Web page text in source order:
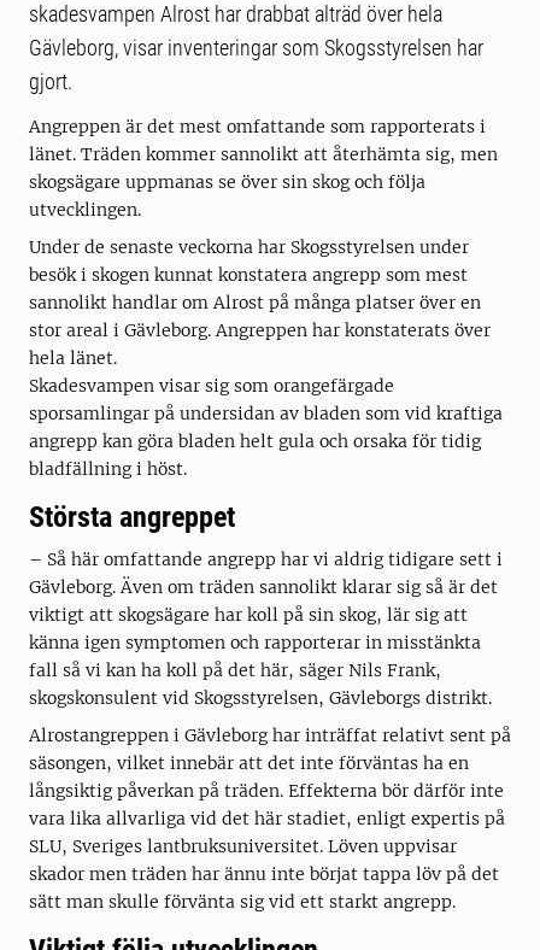
skadesvampen Alrost har drabbat alträd över hela
Gävleborg, visar inventeringar som Skogsstyrelsen har
gjort.
Angreppen är det mest omfattande som rapporterats i
länet. Träden kommer sannolikt att återhämta sig, men
skogsägare uppmanas se över sin skog och följa
utvecklingen.
Under de senaste veckorna har Skogsstyrelsen under
besök i skogen kunnat konstatera angrepp som mest
sannolikt handlar om Alrost på många platser över en
stor areal i Gävleborg. Angreppen har konstaterats över
hela länet.
Skadesvampen visar sig som orangefärgade
sporsamlingar på undersidan av bladen som vid kraftiga
angrepp kan göra bladen helt gula och orsaka för tidig
bladfällning i höst.
Största angreppet
– Så här omfattande angrepp har vi aldrig tidigare sett i
Gävleborg. Även om träden sannolikt klarar sig så är det
viktigt att skogsägare har koll på sin skog, lär sig att
känna igen symptomen och rapporterar in misstänkta
fall så vi kan ha koll på det här, säger Nils Frank,
skogskonsulent vid Skogsstyrelsen, Gävleborgs distrikt.
Alrostangreppen i Gävleborg har inträffat relativt sent på
säsongen, vilket innebär att det inte förväntas ha en
långsiktig påverkan på träden. Effekterna bör därför inte
vara lika allvarliga vid det här stadiet, enligt expertis på
SLU, Sveriges lantbruksuniversitet. Löven uppvisar
skador men träden har ännu inte börjat tappa löv på det
sätt man skulle förvänta sig vid ett starkt angrepp.